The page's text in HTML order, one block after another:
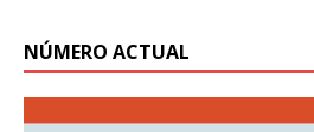
NÚMERO ACTUAL